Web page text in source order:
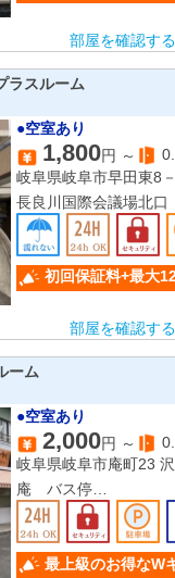
部屋を確認する
ラスルーム
●空室あり
1,800円 ～
岐阜県岐阜市早田東8
長良川国際会議場北
鵜飼屋 バス停
岐阜駅
初回保証料+最大
部屋を確認する
ーム
●空室あり
2,000円 ～
岐阜県岐阜市庵町23
庵 バス停
岐阜市斎苑前 バス停
岐阜駅
最上級のお得なW